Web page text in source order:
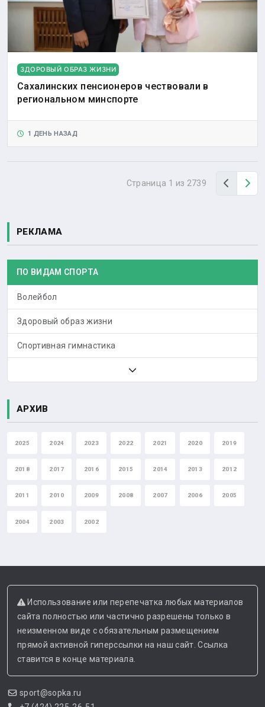
ЗДОРОВЫЙ ОБРАЗ ЖИЗНИ
Сахалинских пенсионеров чествовали в
региональном минспорте
1 ДЕНЬ НАЗАД
Страница 1 из 2739 Назад
РЕКЛАМА
ПО ВИДАМ СПОРТА
Волейбол
Здоровый образ жизни
Спортивная гимнастика
АРХИВ
2025 2024 2023 2022 2021 2020 2019
2018 2017 2016 2015 2014 2013 2012
2011 2010 2009 2008 2007 2006 2005
2004 2003 2002
Использование или перепечатка любых материалов
сайта полностью или частично разрешены только в
неизменном виде с обязательным размещением
прямой активной гиперссылки на наш сайт. Ссылка
ставится в конце материала.
sport@sopka.ru